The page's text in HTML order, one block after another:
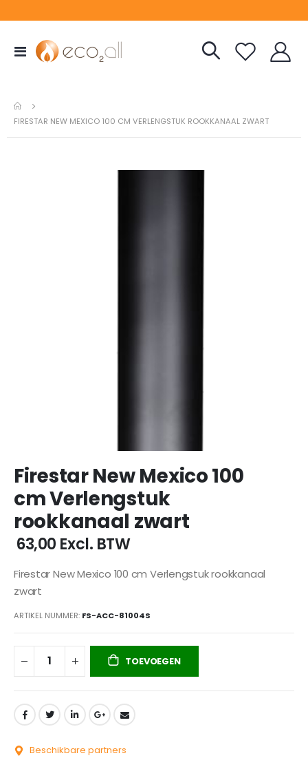
Toggle
Nav
FIRESTAR NEW MEXICO 100 CM VERLENGSTUK ROOKKANAAL ZWART
naar
het
begin
van
de
afbeeldingen-
Firestar New Mexico 100
cm Verlengstuk
rookkanaal zwart
€ 63,00 Excl. BTW
Firestar New Mexico 100 cm Verlengstuk rookkanaal
zwart
ARTIKEL NUMMER FS-ACC-81004S
TOEVOEGEN
Beschikbare partners